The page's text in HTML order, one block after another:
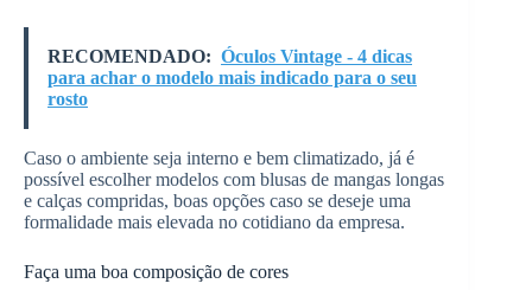
RECOMENDADO: Óculos Vintage - 4 dicas
para achar o modelo mais indicado para o seu
rosto
Caso o ambiente seja interno e bem climatizado, já é
possível escolher modelos com blusas de mangas longas
e calças compridas, boas opções caso se deseje uma
formalidade mais elevada no cotidiano da empresa.
Faça uma boa composição de cores